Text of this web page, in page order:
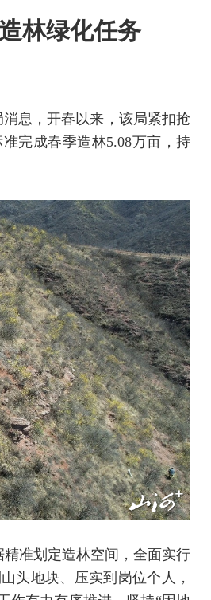
林绿化任务
息，开春以来，该局紧扣抢
完成春季造林5.08万亩，持
准划定造林空间，全面实行
头地块、压实到岗位个人，